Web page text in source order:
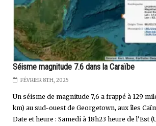
Séisme magnitude 7.6 dans la Caraïbe
FÉVRIER 8TH, 2025
Un séisme de magnitude 7,6 a frappé à 129
km) au sud-ouest de Georgetown, aux îles
Date et heure : Samedi à 18h23 heure de l'Est